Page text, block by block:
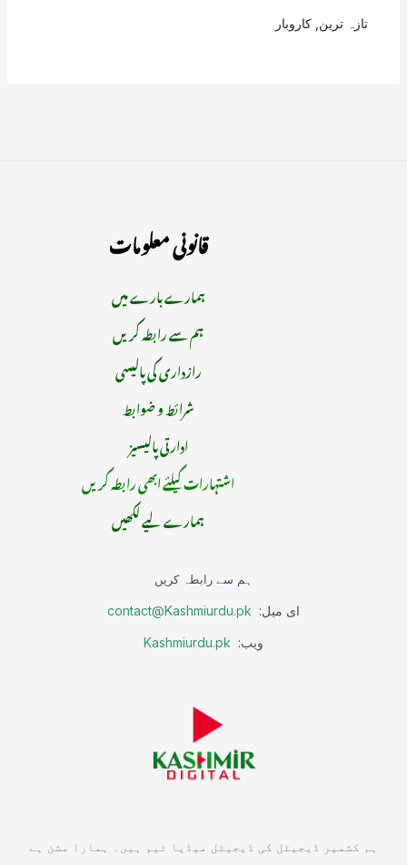
تازہ ترین کاروبار
قانونی معلومات
ہمارے بارے میں
ہم سے رابطہ کریں
رازداری کی پالیسی
شرائط و ضوابط
ادارتی پالیسیز
اشتہارات کیلئے ابھی رابطہ کریں
ہمارے لیے لکھیں
ہم سے رابطہ کریں
ای میل: contact@Kashmiurdu.pk
ویب: Kashmiurdu.pk
ہم کشمیر ڈیجیٹل کی ڈیجیٹل میڈیا ٹیم ہیں۔ ہمارا مشن ہے